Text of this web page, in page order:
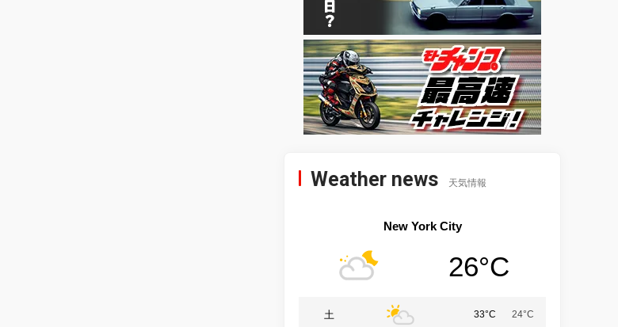
Weather news 天気情報
New York City
26°C
土 33°C 24°C